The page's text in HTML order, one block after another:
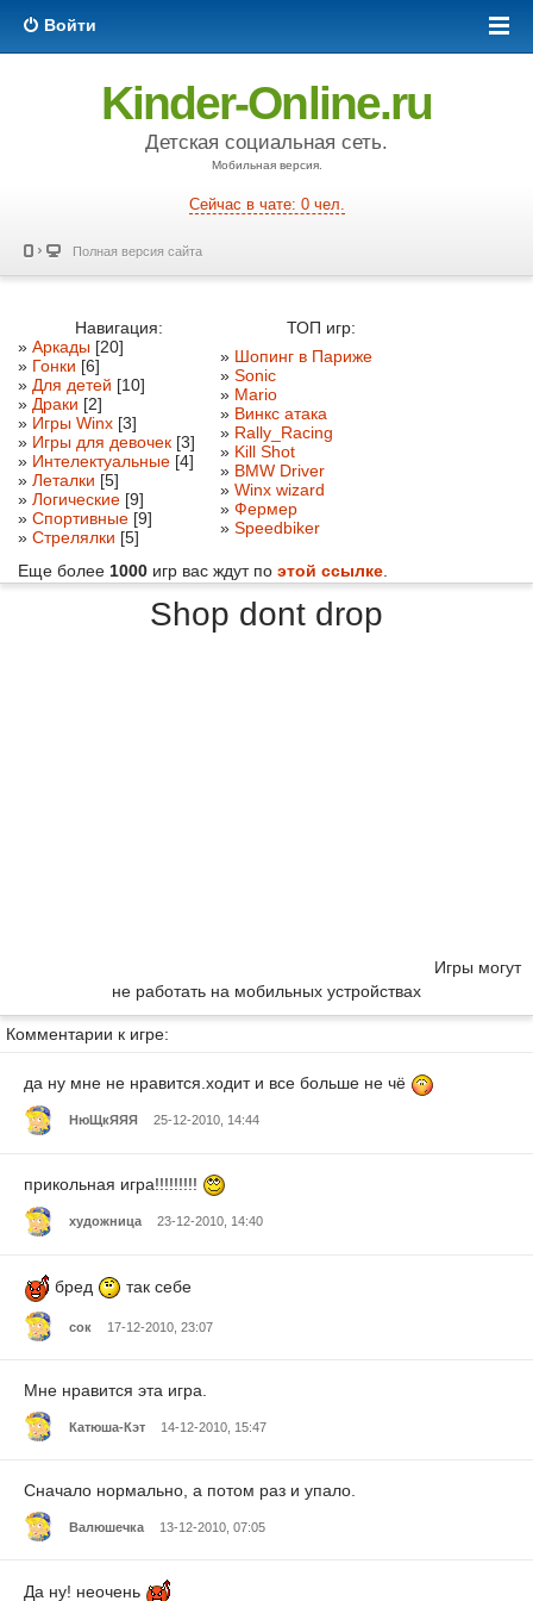
Войти
Kinder-Online.ru
Детская социальная сеть.
Мобильная версия.
Сейчас в чате: 0 чел.
Полная версия сайта
Навигация:
ТОП игр:
» Аркады [20]
» Гонки [6]
» Для детей [10]
» Драки [2]
» Игры Winx [3]
» Игры для девочек [3]
» Интелектуальные [4]
» Леталки [5]
» Логические [9]
» Спортивные [9]
» Стрелялки [5]
» Шопинг в Париже
» Sonic
» Mario
» Винкс атака
» Rally_Racing
» Kill Shot
» BMW Driver
» Winx wizard
» Фермер
» Speedbiker
Еще более 1000 игр вас ждут по этой ссылке
Shop dont drop
Игры могут
не работать на мобильных устройствах
Комментарии к игре:
да ну мне не нравится.ходит и все больше не чё
НюЩкЯЯЯ 25-12-2010, 14:44
прикольная игра!!!!!!!!!
художница 23-12-2010, 14:40
бред так себе
сок 17-12-2010, 23:07
Мне нравится эта игра.
Катюша-Кэт 14-12-2010, 15:47
Сначало нормально, а потом раз и упало.
Валюшечка 13-12-2010, 07:05
Да ну! неочень